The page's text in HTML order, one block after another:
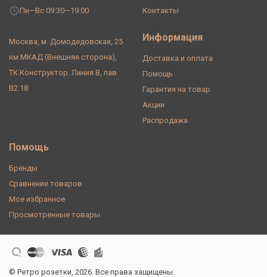
Пн—Вс 09:30—19:00
Москва, м. Домодедовская, 25
км МКАД (Внешняя сторона),
ТК Конструктор. Линия В, пав
В2.18
Контакты
Информация
Доставка и оплата
Помощь
Гарантия на товар
Акции
Распродажа
Помощь
Бренды
Сравнение товаров
Мое избранное
Просмотренные товары
© Ретро розетки, 2026. Все права защищены.